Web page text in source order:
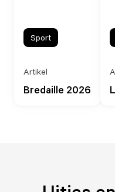
Bredaille 2026
Artikel
Sport